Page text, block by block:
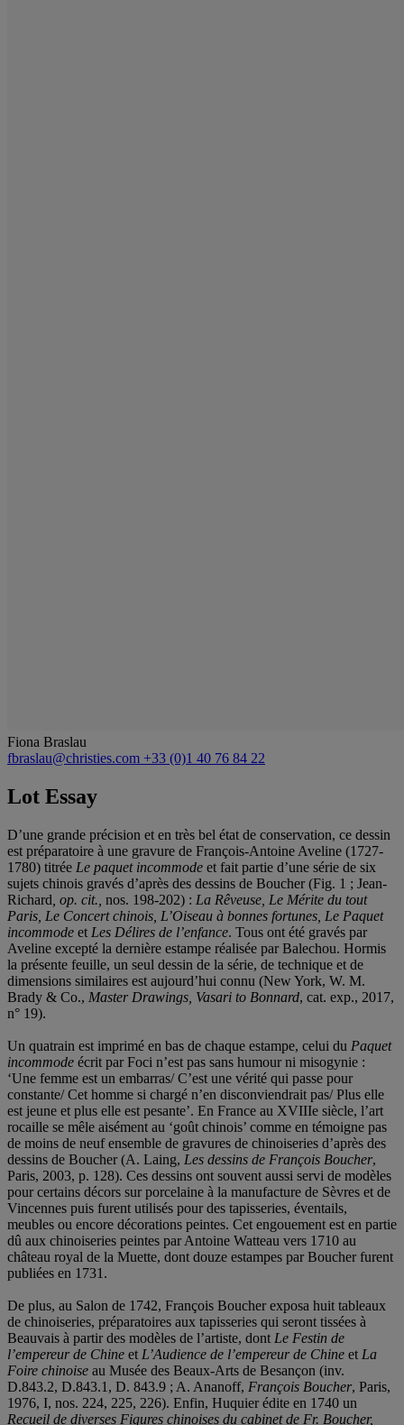
Fiona Braslau
fbraslau@christies.com +33 (0)1 40 76 84 22
Lot Essay
D’une grande précision et en très bel état de conservation, ce dessin
est préparatoire à une gravure de François-Antoine Aveline (1727-
1780) titrée Le paquet incommode et fait partie d’une série de six
sujets chinois gravés d’après des dessins de Boucher (Fig. 1 ; Jean-
Richard , op. cit., nos. 198-202) : La Rêveuse, Le Mérite du tout
Paris, Le Concert chinois, L’Oiseau à bonnes fortunes, Le Paquet
incommode et Les Délires de l’enfance. Tous ont été gravés par
Aveline excepté la dernière estampe réalisée par Balechou. Hormis
la présente feuille, un seul dessin de la série, de technique et de
dimensions similaires est aujourd’hui connu (New York, W. M.
Brady & Co., Master Drawings, Vasari to Bonnard, cat. exp., 2017,
n° 19).
Un quatrain est imprimé en bas de chaque estampe, celui du Paquet
incommode écrit par Foci n’est pas sans humour ni misogynie :
‘Une femme est un embarras/ C’est une vérité qui passe pour
constante/ Cet homme si chargé n’en disconviendrait pas/ Plus elle
est jeune et plus elle est pesante’. En France au XVIIIe siècle, l’art
rocaille se mêle aisément au ‘goût chinois’ comme en témoigne pas
de moins de neuf ensemble de gravures de chinoiseries d’après des
dessins de Boucher (A. Laing, Les dessins de François Boucher,
Paris, 2003, p. 128). Ces dessins ont souvent aussi servi de modèles
pour certains décors sur porcelaine à la manufacture de Sèvres et de
Vincennes puis furent utilisés pour des tapisseries, éventails,
meubles ou encore décorations peintes. Cet engouement est en partie
dû aux chinoiseries peintes par Antoine Watteau vers 1710 au
château royal de la Muette, dont douze estampes par Boucher furent
publiées en 1731.
De plus, au Salon de 1742, François Boucher exposa huit tableaux
de chinoiseries, préparatoires aux tapisseries qui seront tissées à
Beauvais à partir des modèles de l’artiste, dont Le Festin de
l’empereur de Chine et L’Audience de l’empereur de Chine et La
Foire chinoise au Musée des Beaux-Arts de Besançon (inv.
D.843.2, D.843.1, D. 843.9 ; A. Ananoff, François Boucher, Paris,
1976, I, nos. 224, 225, 226). Enfin, Huquier édite en 1740 un
Recueil de diverses Figures chinoises du cabinet de Fr. Boucher,